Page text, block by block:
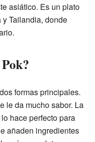
asiático. Es un plato
Tailandia, donde
formas principales.
le da mucho sabor. La
hace perfecto para
añaden ingredientes